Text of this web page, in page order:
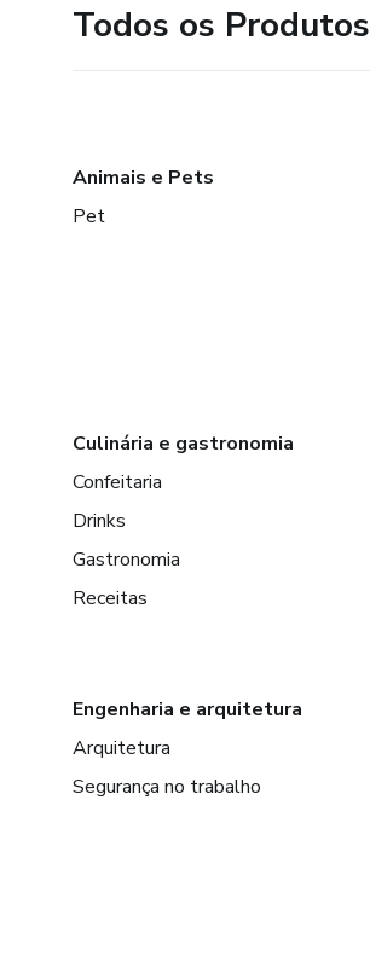
Todos os Produtos
Animais e Pets
Pet
Culinária e gastronomia
Confeitaria
Drinks
Gastronomia
Receitas
Engenharia e arquitetura
Arquitetura
Segurança no trabalho